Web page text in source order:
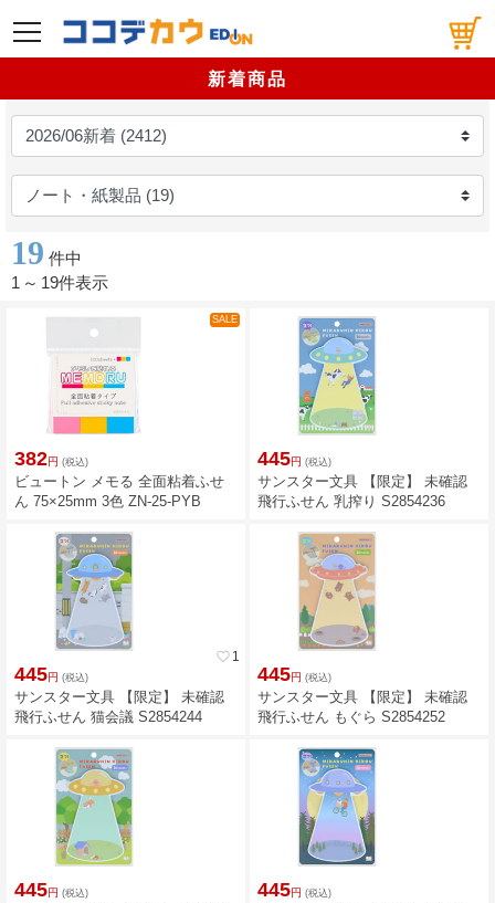
メニュー
新着商品
19 件中
1 ～ 19件表示
SALE
382円 (税込)
ビュートン メモる 全面粘着ふせ
ん 75×25mm 3色 ZN-25-PYB
445円 (税込)
サンスター文具 【限定】 未確認
飛行ふせん 乳搾り S2854236
favorite_border 1
445円 (税込)
サンスター文具 【限定】 未確認
飛行ふせん 猫会議 S2854244
445円 (税込)
サンスター文具 【限定】 未確認
飛行ふせん もぐら S2854252
445円 (税込) 445円 (税込)